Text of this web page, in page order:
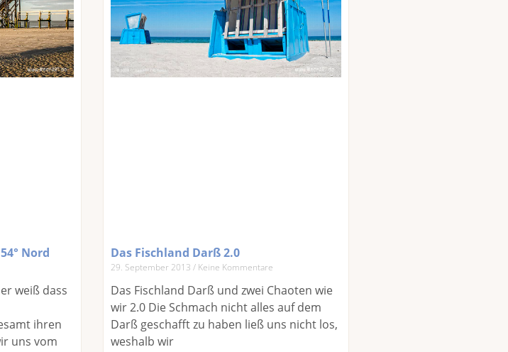
Nord
weiß dass
ihren
uns vom
Das Fischland Darß 2.0
29. September 2013 Keine Kommentare
Das Fischland Darß und zwei Chaoten wie
wir 2.0 Die Schmach nicht alles auf dem
Darß geschafft zu haben ließ uns nicht los,
weshalb wir